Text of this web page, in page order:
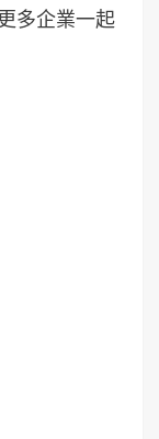
多企業一起
供民眾玩